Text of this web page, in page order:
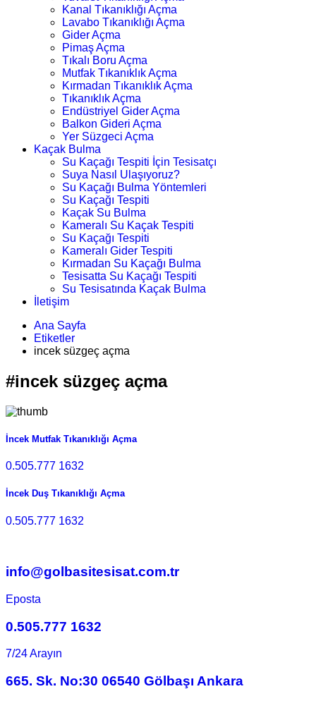
Kanal Tıkanıklığı Açma
Lavabo Tıkanıklığı Açma
Gider Açma
Pimaş Açma
Tıkalı Boru Açma
Mutfak Tıkanıklık Açma
Kırmadan Tıkanıklık Açma
Tıkanıklık Açma
Endüstriyel Gider Açma
Balkon Gideri Açma
Yer Süzgeci Açma
Kaçak Bulma
Su Kaçağı Tespiti İçin Tesisatçı
Suya Nasıl Ulaşıyoruz?
Su Kaçağı Bulma Yöntemleri
Su Kaçağı Tespiti
Kaçak Su Bulma
Kameralı Su Kaçak Tespiti
Su Kaçağı Tespiti
Kameralı Gider Tespiti
Kırmadan Su Kaçağı Bulma
Tesisatta Su Kaçağı Tespiti
Su Tesisatında Kaçak Bulma
İletişim
Ana Sayfa
Etiketler
incek süzgeç açma
#incek süzgeç açma
İncek Mutfak Tıkanıklığı Açma
0.505.777 1632
İncek Duş Tıkanıklığı Açma
0.505.777 1632
info@golbasitesisat.com.tr
Eposta
0.505.777 1632
7/24 Arayın
665. Sk. No:30 06540 Gölbaşı Ankara